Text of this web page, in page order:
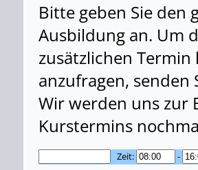
Bitte geben Sie den
Ausbildung an. Um
zusätzlichen
anzufragen, senden
Wir werden uns zur
Kurstermins
Zeit:
-